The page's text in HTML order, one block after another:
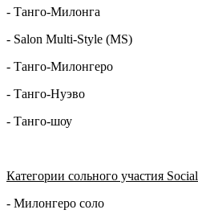
- Танго-Милонга
- Salon Multi-Style (MS)
- Танго-Милонгеро
- Танго-Нуэво
- Танго-шоу
Категории сольного участия Social
- Милонгеро соло